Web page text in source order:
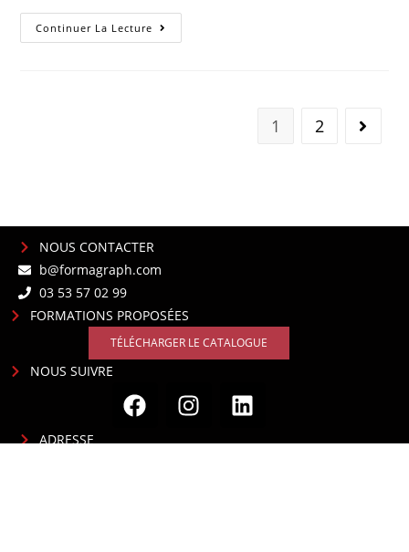
Continuer La Lecture
1 2
NOUS CONTACTER
b@formagraph.com
03 53 57 02 99
FORMATIONS PROPOSÉES
TÉLÉCHARGER LE CATALOGUE
NOUS SUIVRE
ADRESSE